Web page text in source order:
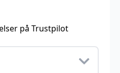
på Trustpilot